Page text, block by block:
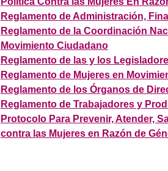
Reglamento de Administración,
Reglamento de la Coordinación
Movimiento Ciudadano
Reglamento de las y los
Reglamento de Mujeres en
Reglamento de los Órganos de
Reglamento de Trabajadores y
Protocolo Para Prevenir, Atender,
contra las Mujeres en Razón de